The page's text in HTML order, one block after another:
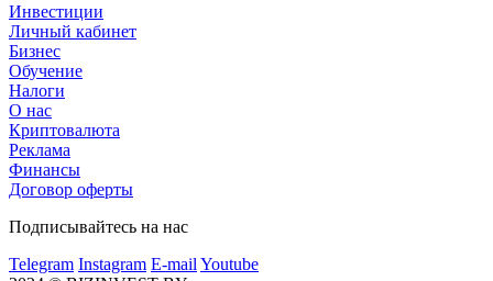
Инвестиции
Личный кабинет
Бизнес
Обучение
Налоги
О нас
Криптовалюта
Реклама
Финансы
Договор оферты
Подписывайтесь на нас
Telegram Instagram E-mail Youtube